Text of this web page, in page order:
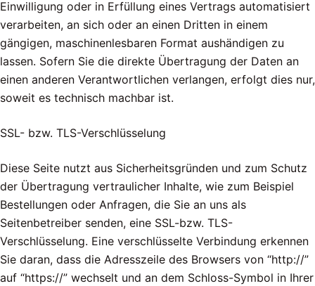
Einwilligung oder in Erfüllung eines Vertrags automatisiert
verarbeiten, an sich oder an einen Dritten in einem
gängigen, maschinenlesbaren Format aushändigen zu
lassen. Sofern Sie die direkte Übertragung der Daten an
einen anderen Verantwortlichen verlangen, erfolgt dies nur,
soweit es technisch machbar ist.
SSL- bzw. TLS-Verschlüsselung
Diese Seite nutzt aus Sicherheitsgründen und zum Schutz
der Übertragung vertraulicher Inhalte, wie zum Beispiel
Bestellungen oder Anfragen, die Sie an uns als
Seitenbetreiber senden, eine SSL-bzw. TLS-
Verschlüsselung. Eine verschlüsselte Verbindung erkennen
Sie daran, dass die Adresszeile des Browsers von “http://”
auf “https://” wechselt und an dem Schloss-Symbol in Ihrer